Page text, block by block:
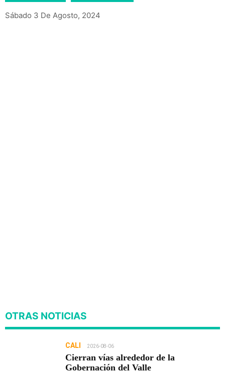
Sábado 3 De Agosto, 2024
OTRAS NOTICIAS
CALI 2026-08-06
Cierran vías alrededor de la
Gobernación del Valle